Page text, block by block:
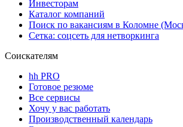
Инвесторам
Каталог компаний
Поиск по вакансиям в Коломне
Сетка: соцсеть для нетворкинга
Соискателям
hh PRO
Готовое резюме
Все сервисы
Хочу у вас работать
Производственный календарь